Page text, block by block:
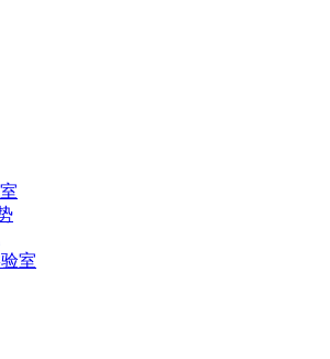
室